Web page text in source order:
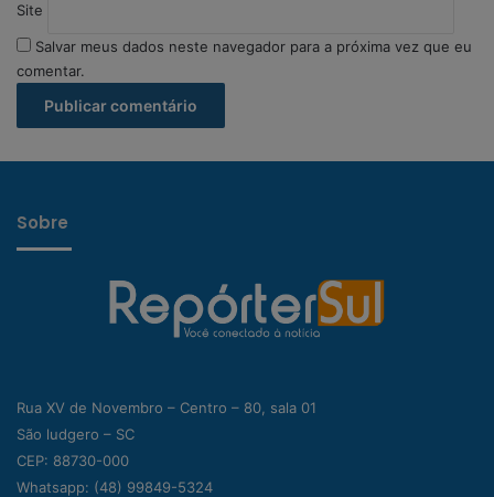
Site
Salvar meus dados neste navegador para a próxima vez que eu
comentar.
Sobre
Rua XV de Novembro – Centro – 80, sala 01
São ludgero – SC
CEP: 88730-000
Whatsapp: (48) 99849-5324